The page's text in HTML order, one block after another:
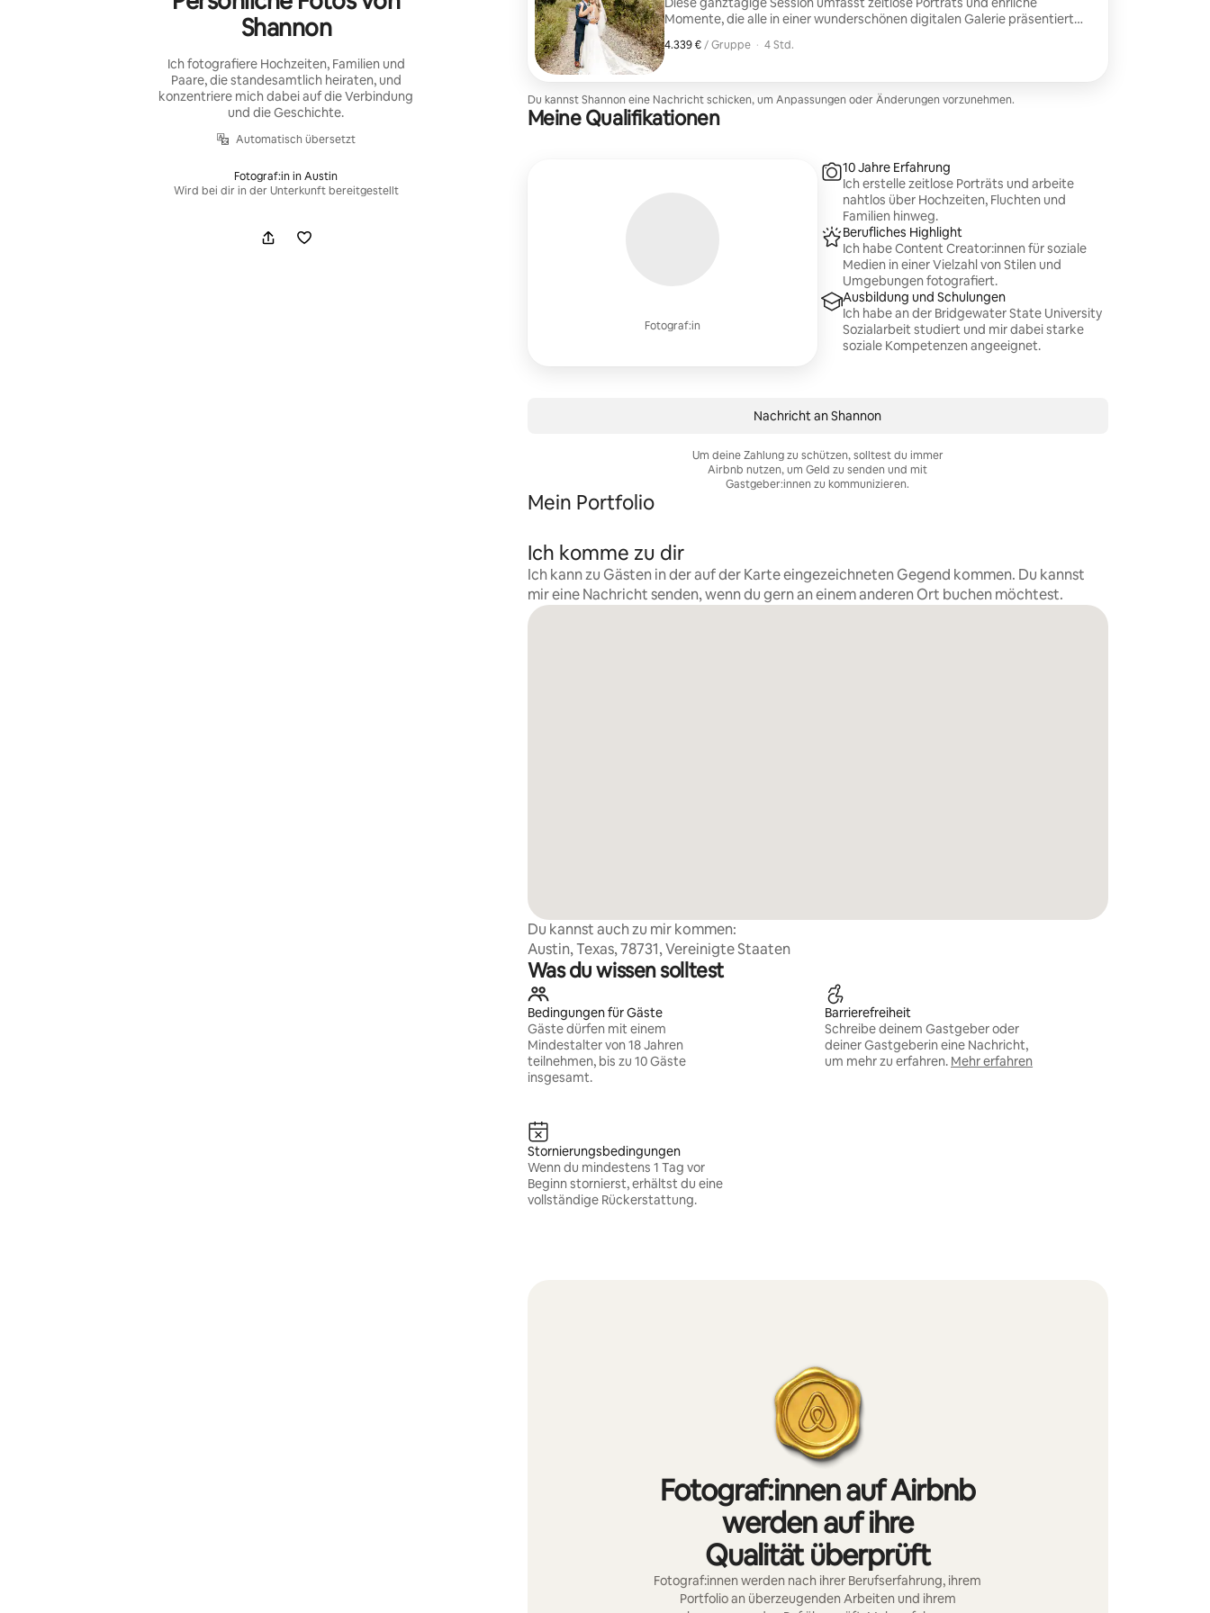
Shannon
Ich fotografiere Hochzeiten, Familien und
Paare, die standesamtlich heiraten, und
konzentriere mich dabei auf die Verbindung
und die Geschichte.
Automatisch übersetzt
Fotograf:in in Austin
Wird bei dir in der Unterkunft bereitgestellt
Momente, die alle in einer wunderschönen digitalen Galerie präsentiert
werden, um die Atmosphäre und die Emotionen der Feier zu bewahren.
4.339 € / Gruppe
4.339 € pro Gruppe
, · 4 Std.
Du kannst Shannon eine Nachricht schicken, um Anpassungen oder Änderungen vorzunehmen.
Meine Qualifikationen
Fotograf:in
10 Jahre Erfahrung
Ich erstelle zeitlose Porträts und arbeite
nahtlos über Hochzeiten, Fluchten und
Familien hinweg.
Berufliches Highlight
Ich habe Content Creator:innen für soziale
Medien in einer Vielzahl von Stilen und
Umgebungen fotografiert.
Ausbildung und Schulungen
Ich habe an der Bridgewater State University
Sozialarbeit studiert und mir dabei starke
soziale Kompetenzen angeeignet.
Nachricht an Shannon
Um deine Zahlung zu schützen, solltest du immer
Airbnb nutzen, um Geld zu senden und mit
Gastgeber:innen zu kommunizieren.
Mein Portfolio
Ich komme zu dir
Ich kann zu Gästen in der auf der Karte eingezeichneten Gegend kommen. Du kannst
mir eine Nachricht senden, wenn du gern an einem anderen Ort buchen möchtest.
Du kannst auch zu mir kommen:
Austin, Texas, 78731, Vereinigte Staaten
Was du wissen solltest
Bedingungen für Gäste
Gäste dürfen mit einem
Mindestalter von 18 Jahren
teilnehmen, bis zu 10 Gäste
insgesamt.
Barrierefreiheit
Schreibe deinem Gastgeber oder
deiner Gastgeberin eine Nachricht,
um mehr zu erfahren. Mehr erfahren
Stornierungsbedingungen
Wenn du mindestens 1 Tag vor
Beginn stornierst, erhältst du eine
vollständige Rückerstattung.
Fotograf:innen auf Airbnb
werden auf ihre
Qualität überprüft
Fotograf:innen werden nach ihrer Berufserfahrung, ihrem
Portfolio an überzeugenden Arbeiten und ihrem